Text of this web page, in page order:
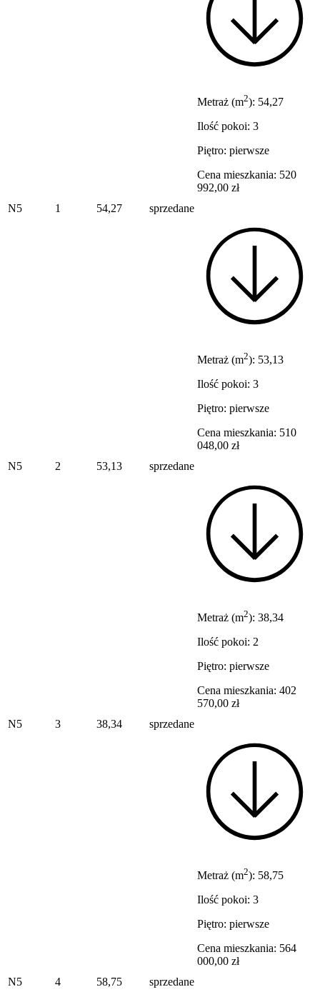
N5 1 54,27 sprzedane
Metraż (m2): 54,27
Ilość pokoi: 3
Piętro: pierwsze
Cena mieszkania: 520
992,00 zł
N5 2 53,13 sprzedane
Metraż (m2): 53,13
Ilość pokoi: 3
Piętro: pierwsze
Cena mieszkania: 510
048,00 zł
N5 3 38,34 sprzedane
Metraż (m2): 38,34
Ilość pokoi: 2
Piętro: pierwsze
Cena mieszkania: 402
570,00 zł
N5 4 58,75 sprzedane
Metraż (m2): 58,75
Ilość pokoi: 3
Piętro: pierwsze
Cena mieszkania: 564
000,00 zł